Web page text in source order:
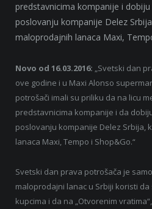
predstavnicima kompanije i
poslovanju kompanije Delez
maloprodajnih lanaca Maxi,
Novo od 16.03.2016: „Svetski dan
ove godine i u Maxi Alonso
potrošači imali su priliku da na licu
predstavnicima kompanije i da
poslovanju kompanije Delez Srbija,
lanaca Maxi, Tempo i Shop&Go.“
Svetski dan prava potrošača je
maloprodajni lanac u Srbiji koristi
kupcima i da na „Otvorenim